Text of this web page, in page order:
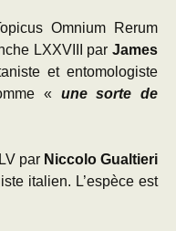
Omnium Rerum
LXXVIII par James
et entomologiste
« une sorte de
par Niccolo Gualtieri
italien. L’espèce est